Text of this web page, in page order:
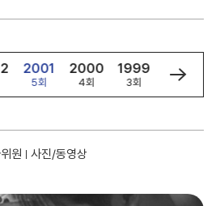
2001
5회
2000
4회
1999
3회
1998
2회
원 사진/동영상